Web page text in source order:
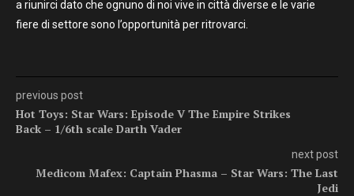
a riunirci dato che ognuno di noi vive in città diverse e le varie
fiere di settore sono l’opportunità per ritrovarci.
previous post
Hot Toys: Star Wars: Episode V The Empire Strikes
Back – 1/6th scale Darth Vader
next post
Medicom Mafex: Captain Phasma – Star Wars: The Last
Jedi